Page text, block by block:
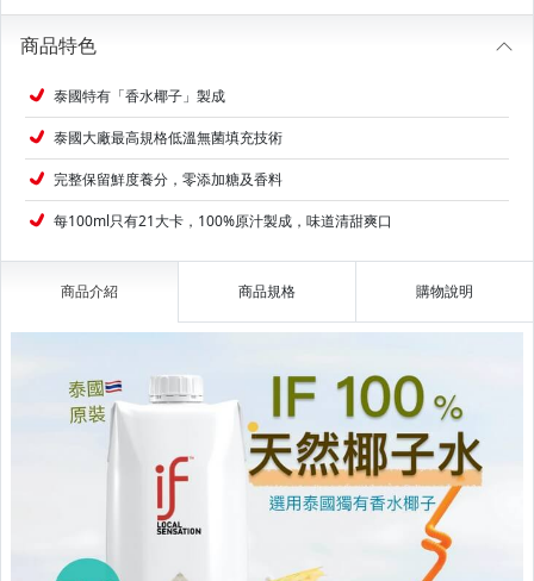
商品特色
泰國特有「香水椰子」製成
泰國大廠最高規格低溫無菌填充技術
完整保留鮮度養分，零添加糖及香料
每100ml只有21大卡，100%原汁製成，味道清甜爽口
商品介紹 商品規格 購物說明